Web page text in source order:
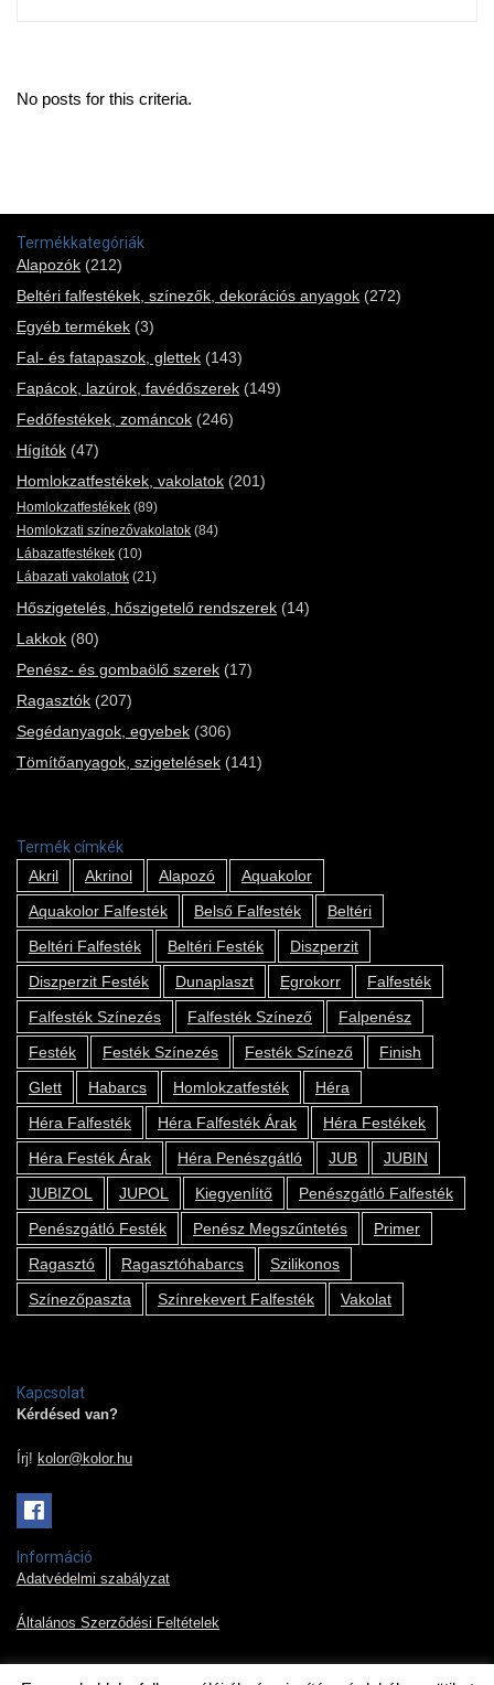
No posts for this criteria.
Termékkategóriák
Alapozók (212)
Beltéri falfestékek, színezők, dekorációs anyagok (272)
Egyéb termékek (3)
Fal- és fatapaszok, glettek (143)
Fapácok, lazúrok, favédőszerek (149)
Fedőfestékek, zománcok (246)
Hígítók (47)
Homlokzatfestékek, vakolatok (201)
Homlokzatfestékek (89)
Homlokzati színezővakolatok (84)
Lábazatfestékek (10)
Lábazati vakolatok (21)
Hőszigetelés, hőszigetelő rendszerek (14)
Lakkok (80)
Penész- és gombaölő szerek (17)
Ragasztók (207)
Segédanyagok, egyebek (306)
Tömítőanyagok, szigetelések (141)
Termék címkék
Akril
Akrinol Alapozó
Aquakolor
Aquakolor Falfesték
Belső Falfesték
Beltéri
Beltéri Falfesték
Beltéri Festék
Diszperzit
Diszperzit Festék
Dunaplaszt Egrokorr
Falfesték
Falfesték Színezés
Falfesték Színező
Falpenész
Festék
Festék Színezés Festék Színező
Finish
Glett
Habarcs Homlokzatfesték
Héra
Héra Falfesték
Héra Falfesték Árak
Héra Festékek
Héra Festék Árak
Héra Penészgátló JUB
JUBIN
JUBIZOL
JUPOL Kiegyenlítő
Penészgátló Falfesték
Penészgátló Festék
Penész Megszűntetés
Primer
Ragasztó
Ragasztóhabarcs
Szilikonos
Színezőpaszta
Színrekevert Falfesték Vakolat
Kapcsolat
Kérdésed van?
Írj! kolor@kolor.hu
Információ
Adatvédelmi szabályzat
Általános Szerződési Feltételek